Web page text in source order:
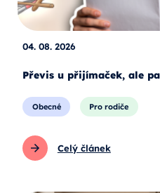
04. 08. 2026
Převis u přijímaček, ale
Obecné Pro rodiče
Celý článek